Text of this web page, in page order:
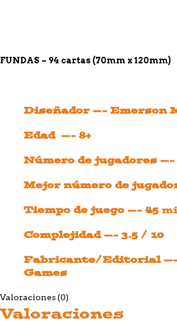
FUNDAS – 94 cartas (70mm x 120mm)
Diseñador —- Emerson
Edad —- 8+
Número de jugadores —-
Mejor número de
Tiempo de juego —- 45
Complejidad —- 3.5 / 10
Fabricante/Editorial —-
Games
Valoraciones (0)
Valoraciones